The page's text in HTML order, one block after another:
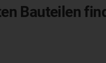
Bauteilen